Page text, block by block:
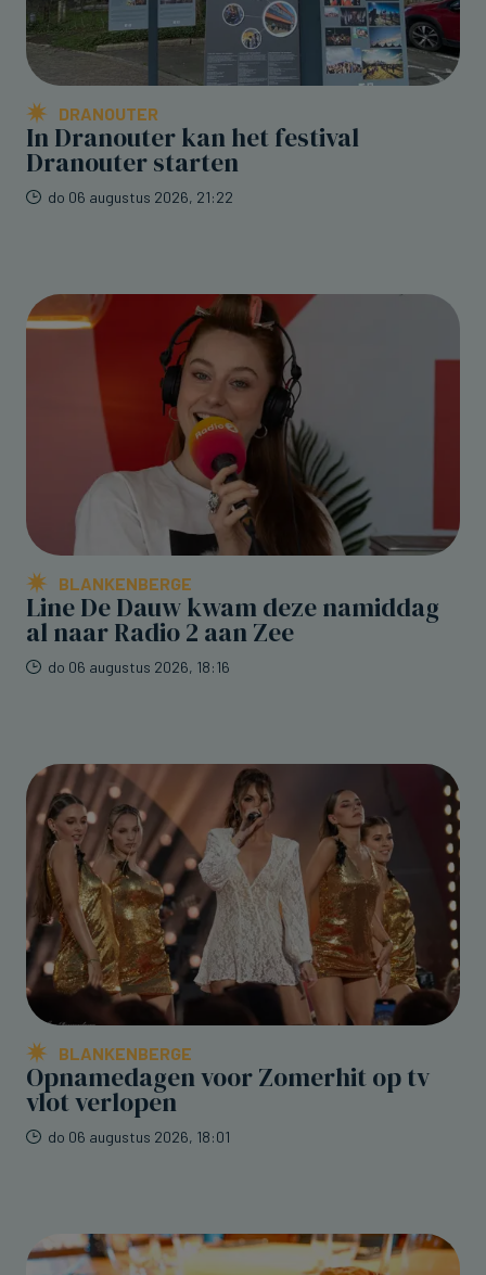
DRANOUTER
In Dranouter kan het festival
Dranouter starten
do 06 augustus 2026, 21:22
BLANKENBERGE
Line De Dauw kwam deze namiddag
al naar Radio 2 aan Zee
do 06 augustus 2026, 18:16
BLANKENBERGE
Opnamedagen voor Zomerhit op tv
vlot verlopen
do 06 augustus 2026, 18:01